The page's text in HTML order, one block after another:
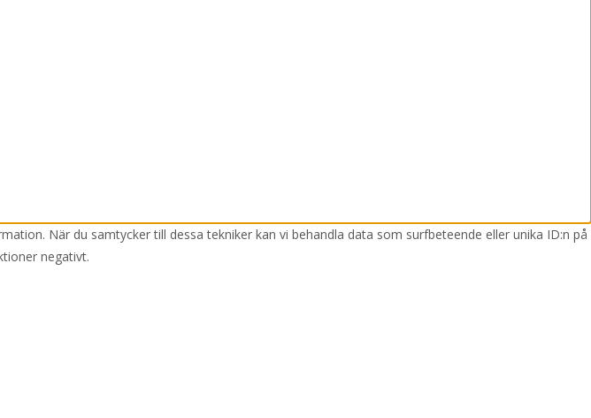
När du samtycker till dessa tekniker kan vi behandla data som surfbeteende eller unika ID:n på
negativt.